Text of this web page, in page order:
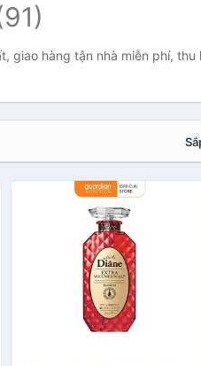
giao hàng tận nhà miễn phí, thu